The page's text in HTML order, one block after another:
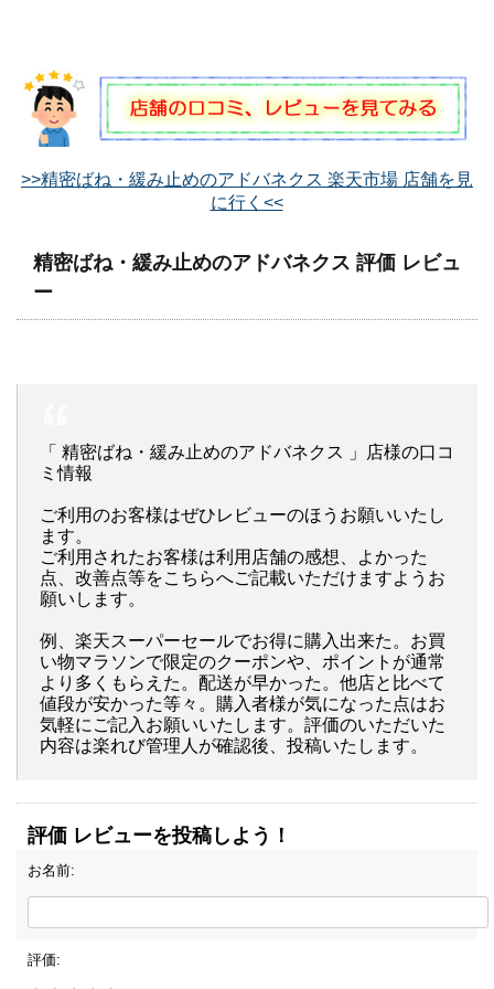
>>精密ばね・緩み止めのアドバネクス 楽天市場 店舗を見
に行く<<
精密ばね・緩み止めのアドバネクス 評価 レビュ
ー
「 精密ばね・緩み止めのアドバネクス 」店様の口コ
ミ情報
ご利用のお客様はぜひレビューのほうお願いいたし
ます。
ご利用されたお客様は利用店舗の感想、よかった
点、改善点等をこちらへご記載いただけますようお
願いします。
例、楽天スーパーセールでお得に購入出来た。お買
い物マラソンで限定のクーポンや、ポイントが通常
より多くもらえた。配送が早かった。他店と比べて
値段が安かった等々。購入者様が気になった点はお
気軽にご記入お願いいたします。評価のいただいた
内容は楽れび管理人が確認後、投稿いたします。
評価 レビューを投稿しよう！
お名前:
評価: